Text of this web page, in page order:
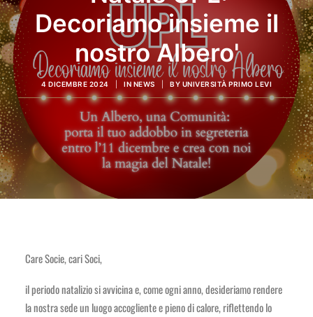
UPL PER TE
ENTRA
Decoriamo insieme il
nostro Albero'
4 DICEMBRE 2024 IN NEWS BY UNIVERSITÀ PRIMO LEVI
Care Socie, cari Soci,
il periodo natalizio si avvicina e, come ogni anno, desideriamo rendere
la nostra sede un luogo accogliente e pieno di calore, riflettendo lo